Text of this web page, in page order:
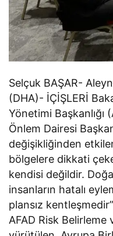
Selçuk BAŞAR-
(DHA)- İÇİŞLERİ
Yönetimi Başkanlığı
Önlem Dairesi
değişikliğinden
bölgelere dikkati
kendisi değildir.
insanların hatalı
plansız
AFAD Risk Belirleme